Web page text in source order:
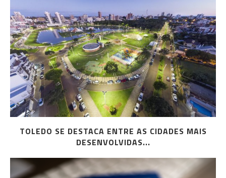
TOLEDO SE DESTACA ENTRE AS CIDADES MAIS
DESENVOLVIDAS...